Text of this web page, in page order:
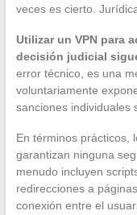
veces es cierto.
Utilizar un VPN para
decisión judicial
error técnico, es una
voluntariamente
sanciones individuales
En términos prácticos,
garantizan ninguna
menudo incluyen
redirecciones a
conexión entre el